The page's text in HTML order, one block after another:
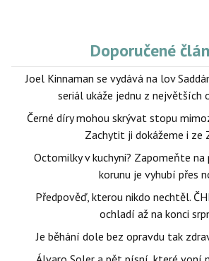
Doporučené
Joel Kinnaman se vydává na lov
seriál ukáže jednu z největších
Černé díry mohou skrývat stopu
Zachytit ji dokážeme i ze
Octomilky v kuchyni? Zapomeňte na
korunu je vyhubí přes
Předpověď, kterou nikdo nechtěl.
ochladí až na konci
Je běhání dole bez opravdu tak